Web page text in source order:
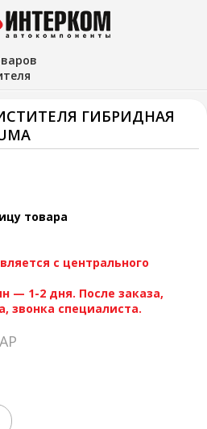
ГИБРИДНАЯ
товара
с центрального
— 1-2 дня. После заказа,
звонка специалиста.